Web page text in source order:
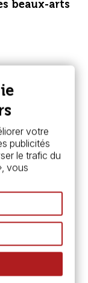
beaux-arts
?
fine
et acrylique
votre
publicités
le trafic du
vous